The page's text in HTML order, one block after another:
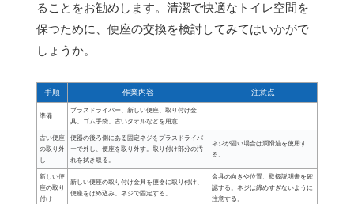
ることをお勧めします。清潔で快適なトイレ空間を
保つために、便座の交換を検討してみてはいかがで
しょうか。
手順 作業内容 注意点
準備
プラスドライバー、新しい便座、取り付け金
具、ゴム手袋、古いタオルなどを用意
古い便座
の取り外
し
便器の後ろ側にある固定ネジをプラスドライバ
ーで外し、便座を取り外す。取り付け部分の汚
れを拭き取る。
ネジが固い場合は潤滑油を使用す
る。
新しい便
座の取り
付け
新しい便座の取り付け金具を便器に取り付け、
便座をはめ込み、ネジで固定する。
金具の向きや位置、取扱説明書を確
認する。ネジは締めすぎないように
注意する。